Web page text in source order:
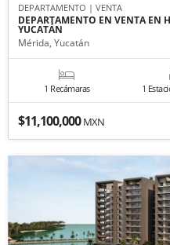
DEPARTAMENTO | VENTA
DEPARTAMENTO EN VENTA EN
YUCATÁN
Mérida, Yucatán
1 Recámaras 1
$11,100,000MXN